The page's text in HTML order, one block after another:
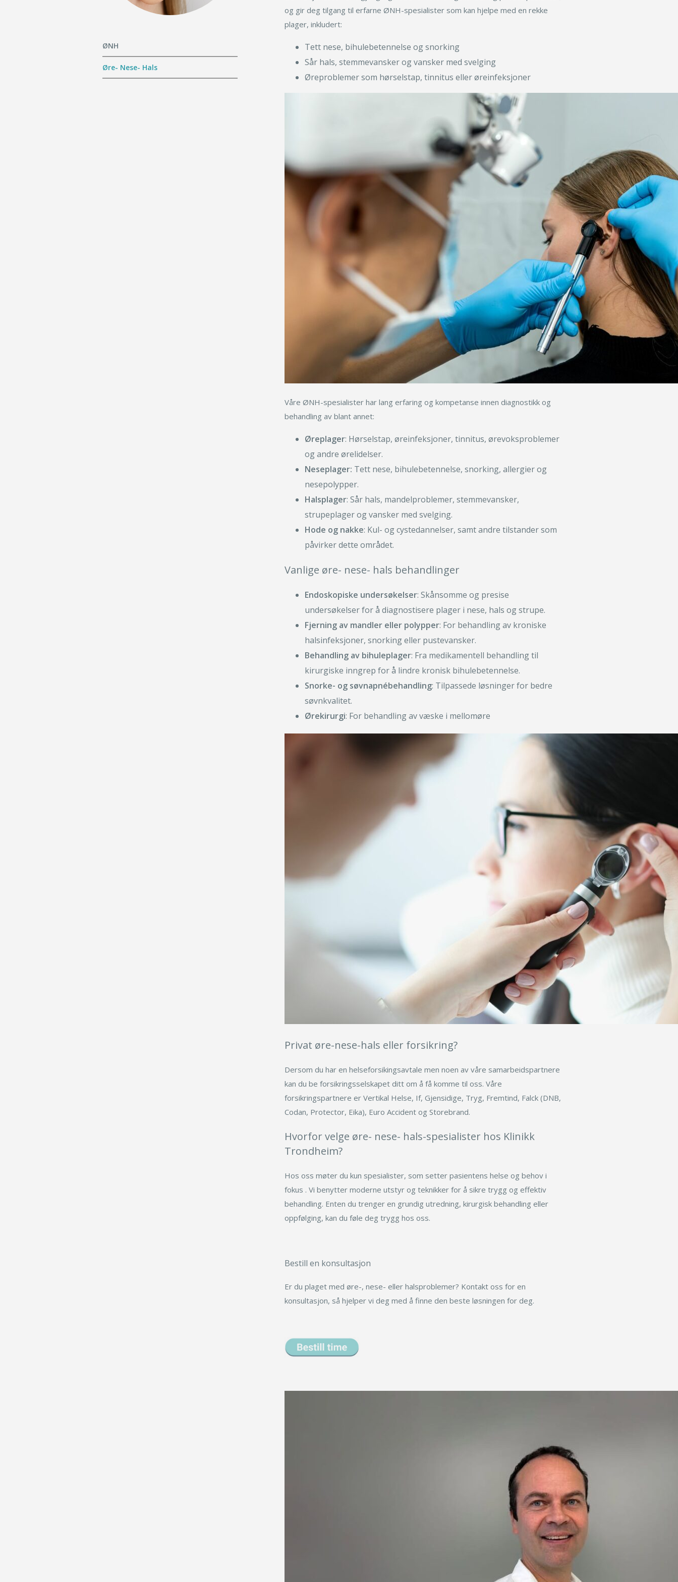
ØNH
Øre- Nese- Hals
og gir deg tilgang til erfarne ØNH-spesialister som kan hjelpe med en rekke
plager, inkludert:
Tett nese, bihulebetennelse og snorking
Sår hals, stemmevansker og vansker med svelging
Øreproblemer som hørselstap, tinnitus eller øreinfeksjoner
Våre ØNH-spesialister har lang erfaring og kompetanse innen diagnostikk og
behandling av blant annet:
Øreplager: Hørselstap, øreinfeksjoner, tinnitus, ørevoksproblemer
og andre ørelidelser.
Neseplager: Tett nese, bihulebetennelse, snorking, allergier og
nesepolypper.
Halsplager: Sår hals, mandelproblemer, stemmevansker,
strupeplager og vansker med svelging.
Hode og nakke: Kul- og cystedannelser, samt andre tilstander som
påvirker dette området.
Vanlige øre- nese- hals behandlinger
Endoskopiske undersøkelser: Skånsomme og presise
undersøkelser for å diagnostisere plager i nese, hals og strupe.
Fjerning av mandler eller polypper: For behandling av kroniske
halsinfeksjoner, snorking eller pustevansker.
Behandling av bihuleplager: Fra medikamentell behandling til
kirurgiske inngrep for å lindre kronisk bihulebetennelse.
Snorke- og søvnapnébehandling: Tilpassede løsninger for bedre
søvnkvalitet.
Ørekirurgi: For behandling av væske i mellomøre
Privat øre-nese-hals eller forsikring?
Dersom du har en helseforsikingsavtale men noen av våre samarbeidspartnere
kan du be forsikringsselskapet ditt om å få komme til oss. Våre
forsikringspartnere er Vertikal Helse, If, Gjensidige, Tryg, Fremtind, Falck (DNB,
Codan, Protector, Eika), Euro Accident og Storebrand.
Hvorfor velge øre- nese- hals-spesialister hos Klinikk
Trondheim?
Hos oss møter du kun spesialister, som setter pasientens helse og behov i
fokus . Vi benytter moderne utstyr og teknikker for å sikre trygg og effektiv
behandling. Enten du trenger en grundig utredning, kirurgisk behandling eller
oppfølging, kan du føle deg trygg hos oss.
Bestill en konsultasjon
Er du plaget med øre-, nese- eller halsproblemer? Kontakt oss for en
konsultasjon, så hjelper vi deg med å finne den beste løsningen for deg.